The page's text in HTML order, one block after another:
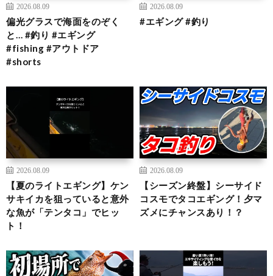
2026.08.09
偏光グラスで海面をのぞく
と… #釣り #エギング
#fishing #アウトドア
#shorts
2026.08.09
#エギング #釣り
2026.08.09
【夏のライトエギング】ケン
サキイカを狙っていると意外
な魚が「テンタコ」でヒッ
ト！
2026.08.09
【シーズン終盤】シーサイド
コスモでタコエギング！夕マ
ズメにチャンスあり！？